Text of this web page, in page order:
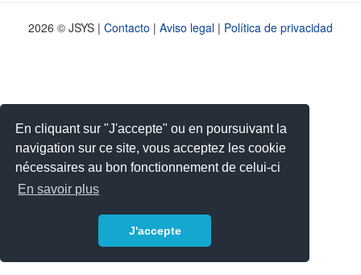
En cliquant sur "J'accepte" ou en poursuivant la
navigation sur ce site, vous acceptez les cookie
nécessaires au bon fonctionnement de celui-ci
En savoir plus
J'accepte
2026 © JSYS | Contacto | Aviso legal | Política de privacidad